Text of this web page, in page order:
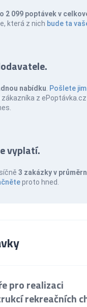
2 099 poptávek v
která z nich bude ta
nabídku Pošlete jim
z ePoptávka.cz
vyplatí.
3 zakázky v
proto hned.
pro realizaci
rekreačních